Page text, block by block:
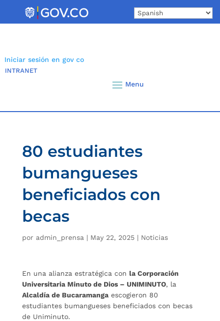
Iniciar sesión en gov co
INTRANET
80 estudiantes
bumangueses
beneficiados con
becas
por admin_prensa | May 22, 2025| Noticias
En una alianza estratégica con la Corporación
Universitaria Minuto de Dios – UNIMINUTO, la
Alcaldía de Bucaramangaescogieron 80
estudiantes bumangueses beneficiados con becas
de Uniminuto.